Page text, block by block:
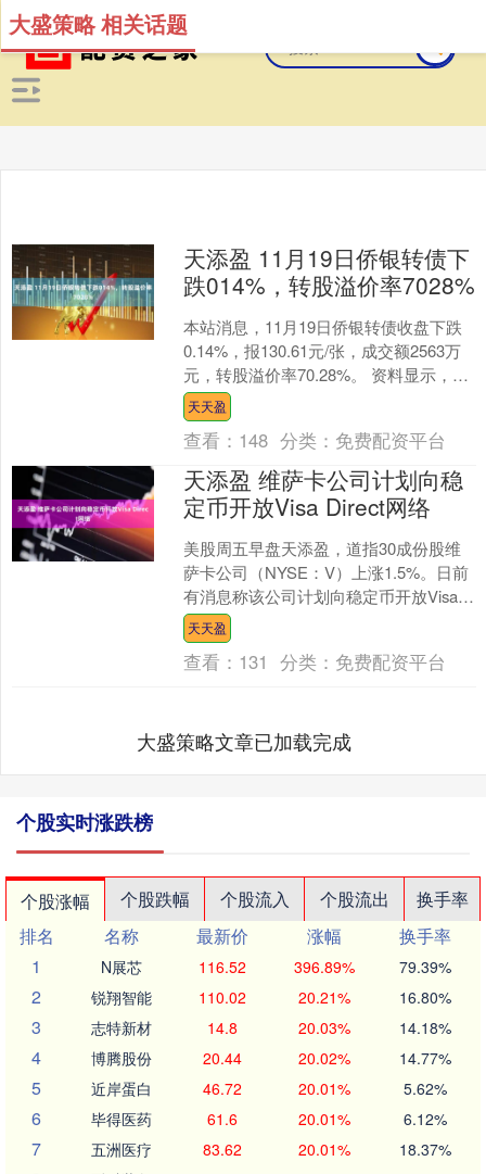
大盛策略 相关话题
天添盈 11月19日侨银转债下
跌014%，转股溢价率7028%
本站消息，11月19日侨银转债收盘下跌
0.14%，报130.61元/张，成交额2563万
元，转股溢价率70.28%。 资料显示，侨
银转债信用级别为“A+”，债券....
天天盈
查看： 148 分类： 免费配资平台
天添盈 维萨卡公司计划向稳
定币开放Visa Direct网络
美股周五早盘天添盈，道指30成份股维
萨卡公司（NYSE：V）上涨1.5%。日前
有消息称该公司计划向稳定币开放Visa
Direct网络，推动跨境支付升级。 海量....
天天盈
查看： 131 分类： 免费配资平台
大盛策略文章已加载完成
个股实时涨跌榜
个股涨幅 个股跌幅 个股流入 个股流出
换手率
排名
名称 最新价 涨幅
换手率
1
N展芯 116.52 396.89% 79.39%
2 锐翔智能 110.02 20.21% 16.80%
3 志特新材 14.8 20.03% 14.18%
4 博腾股份 20.44 20.02% 14.77%
5 近岸蛋白 46.72 20.01% 5.62%
6 毕得医药 61.6 20.01% 6.12%
7 五洲医疗 83.62 20.01% 18.37%